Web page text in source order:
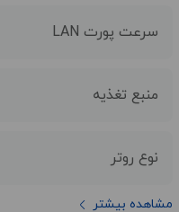
سرعت پورت LAN
منبع تغذیه
نوع روتر
مشاهده بیشتر